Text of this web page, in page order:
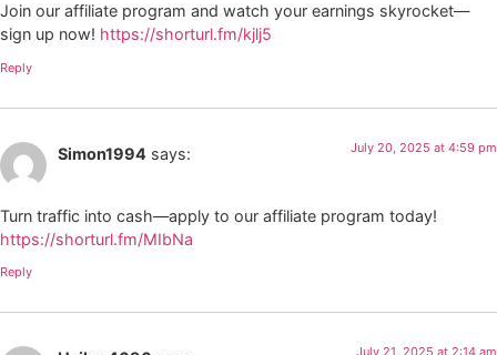
Join our affiliate program and watch your earnings skyrocket—
sign up now! https://shorturl.fm/kjlj5
Reply
Simon1994 says: July 20, 2025 at 4:59 pm
Turn traffic into cash—apply to our affiliate program today!
https://shorturl.fm/MIbNa
Reply